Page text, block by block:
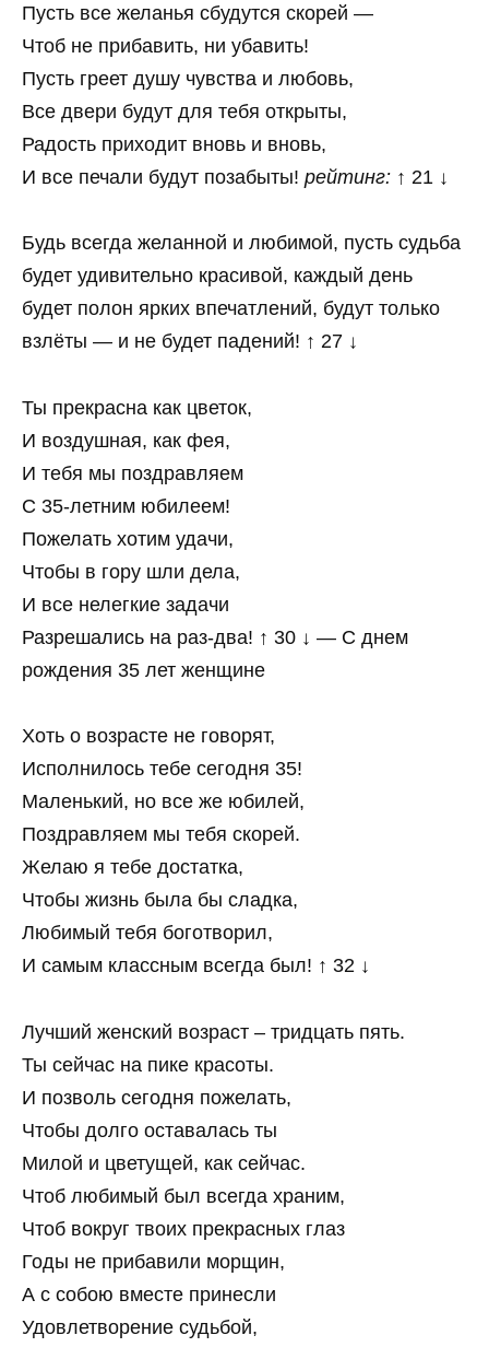
Пусть все желанья сбудутся скорей —
Чтоб не прибавить, ни убавить!
Пусть греет душу чувства и любовь,
Все двери будут для тебя открыты,
Радость приходит вновь и вновь,
И все печали будут позабыты! рейтинг: ↑ 21 ↓
Будь всегда желанной и любимой, пусть судьба
будет удивительно красивой, каждый день
будет полон ярких впечатлений, будут только
взлёты — и не будет падений! ↑ 27 ↓
Ты прекрасна как цветок,
И воздушная, как фея,
И тебя мы поздравляем
С 35-летним юбилеем!
Пожелать хотим удачи,
Чтобы в гору шли дела,
И все нелегкие задачи
Разрешались на раз-два! ↑ 30 ↓ — С днем
рождения 35 лет женщине
Хоть о возрасте не говорят,
Исполнилось тебе сегодня 35!
Маленький, но все же юбилей,
Поздравляем мы тебя скорей.
Желаю я тебе достатка,
Чтобы жизнь была бы сладка,
Любимый тебя боготворил,
И самым классным всегда был! ↑ 32 ↓
Лучший женский возраст – тридцать пять.
Ты сейчас на пике красоты.
И позволь сегодня пожелать,
Чтобы долго оставалась ты
Милой и цветущей, как сейчас.
Чтоб любимый был всегда храним,
Чтоб вокруг твоих прекрасных глаз
Годы не прибавили морщин,
А с собою вместе принесли
Удовлетворение судьбой,